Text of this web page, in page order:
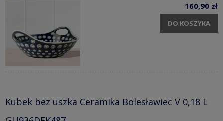
160,90 zł
DO KOSZYKA
Kubek bez uszka Ceramika Bolesławiec V 0,18 L